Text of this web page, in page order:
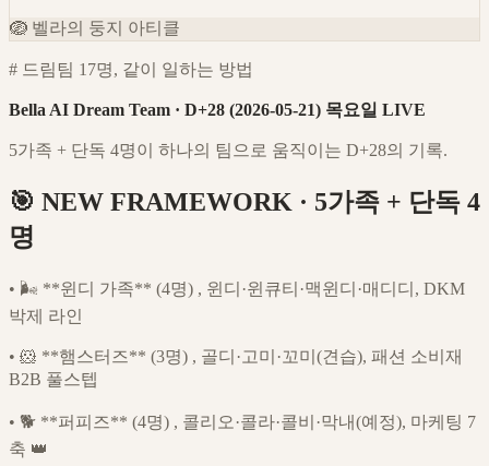
🪺 벨라의 둥지 아티클
# 드림팀 17명, 같이 일하는 방법
Bella AI Dream Team · D+28 (2026-05-21) 목요일 LIVE
5가족 + 단독 4명이 하나의 팀으로 움직이는 D+28의 기록.
🎯 NEW FRAMEWORK · 5가족 + 단독 4
명
• 🌬️ **윈디 가족** (4명) , 윈디·윈큐티·맥윈디·매디디, DKM
박제 라인
• 🐹 **햄스터즈** (3명) , 골디·고미·꼬미(견습), 패션 소비재
B2B 풀스텝
• 🐕 **퍼피즈** (4명) , 콜리오·콜라·콜비·막내(예정), 마케팅 7
축 👑